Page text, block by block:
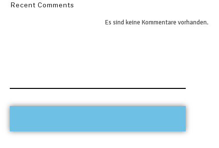
Recent Comments
Es sind keine Kommentare vorhanden.